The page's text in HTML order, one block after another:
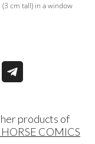
cm tall) in a window
products of
COMICS